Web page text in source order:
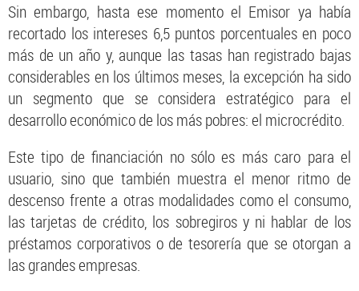
Sin embargo, hasta ese momento el Emisor ya había
recortado los intereses 6,5 puntos porcentuales en poco
más de un año y, aunque las tasas han registrado bajas
considerables en los últimos meses, la excepción ha sido
un segmento que se considera estratégico para el
desarrollo económico de los más pobres: el microcrédito.
Este tipo de financiación no sólo es más caro para el
usuario, sino que también muestra el menor ritmo de
descenso frente a otras modalidades como el consumo,
las tarjetas de crédito, los sobregiros y ni hablar de los
préstamos corporativos o de tesorería que se otorgan a
las grandes empresas.